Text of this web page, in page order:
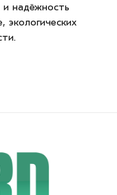
и надёжность
экологических